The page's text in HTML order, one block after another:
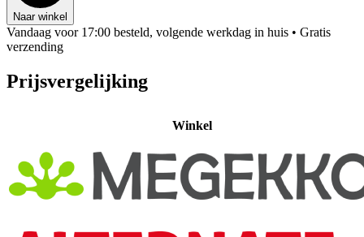
Naar winkel
Vandaag voor 17:00 besteld, volgende werkdag in huis • Gratis
verzending
Prijsvergelijking
Winkel